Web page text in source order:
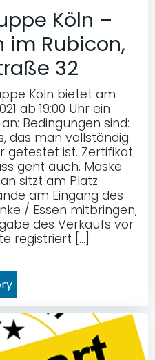
Köln –
im Rubicon,
32
Köln bietet am
ab 19:00 Uhr ein
Bedingungen sind:
das man vollständig
getestet ist. Zertifikat
geht auch. Maske
sitzt am Platz
am Eingang des
/ Essen mitbringen,
des Verkaufs vor
registriert […]